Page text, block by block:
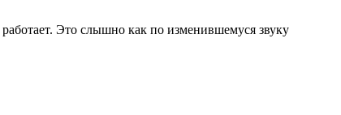
Это слышно как по изменившемуся звуку